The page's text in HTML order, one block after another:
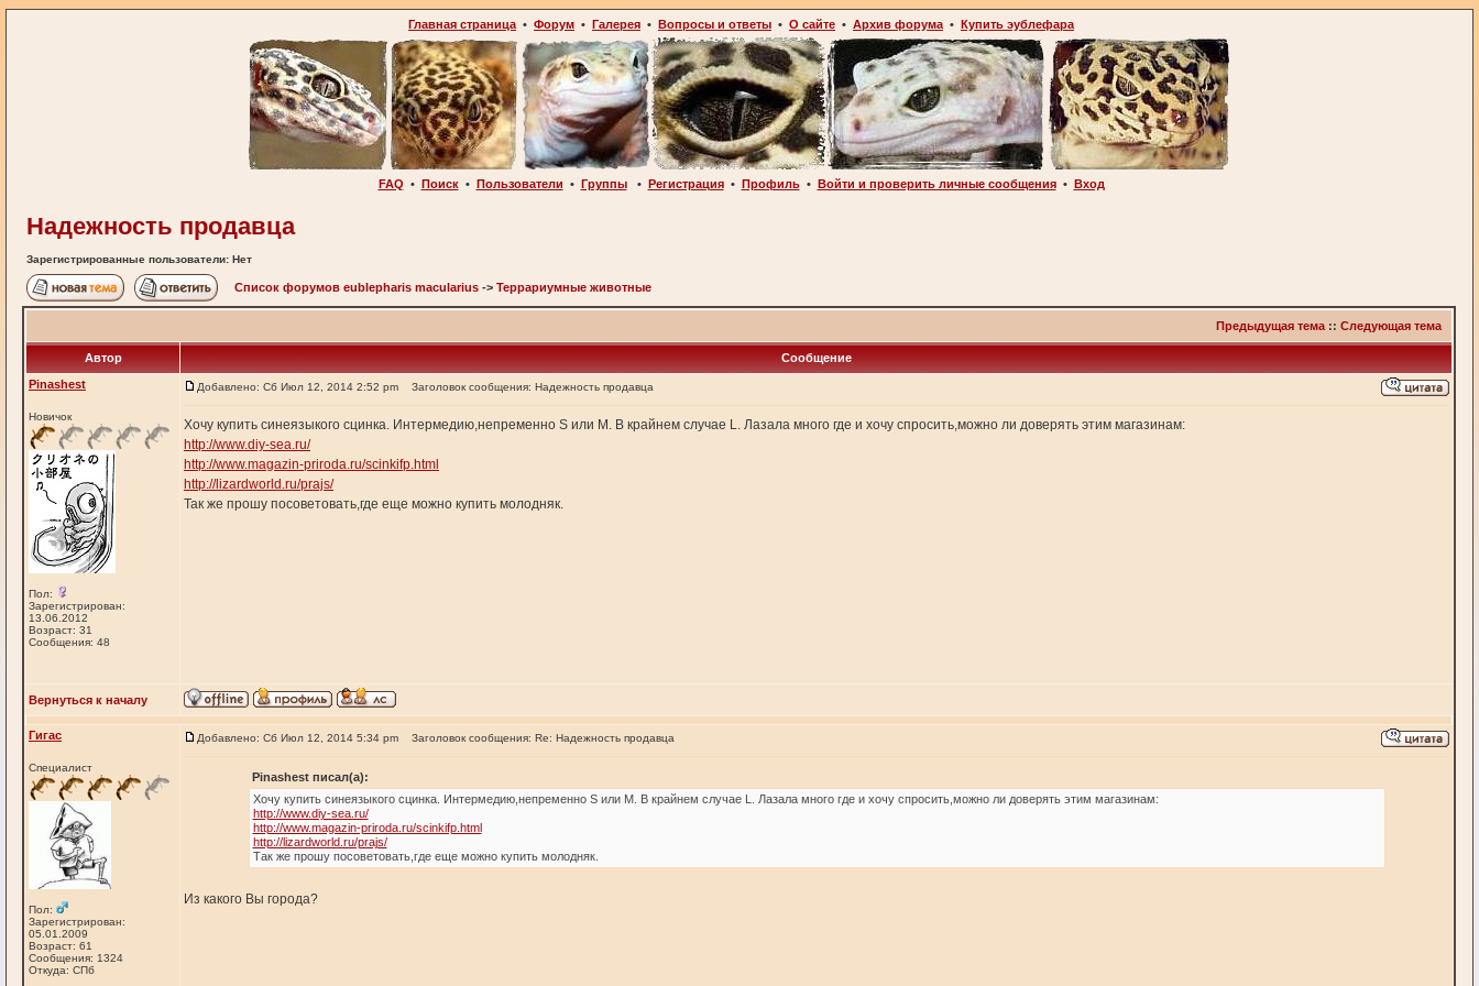
Главная страница • Форум • Галерея • Вопросы и ответы • О сайте • Архив форума • Купить эублефара
FAQ • Поиск• Пользователи • Группы• Регистрация• Профиль• Войти и проверить личные сообщения• Вход
Надежность продавца
Зарегистрированные пользователи: Нет
Список форумов eublepharis macularius -> Террариумные животные
Предыдущая тема :: Следующая тема
Автор
Сообщение
Pinashest
Новичок
Пол:
Зарегистрирован:
13.06.2012
Возраст: 31
Сообщения: 48
Добавлено: Сб Июл 12, 2014 2:52 pm Заголовок сообщения: Надежность продавца
Хочу купить синеязыкого сцинка. Интермедию,непременно S или M. В крайнем случае L. Лазала много где и хочу спросить,можно ли доверять этим магазинам:
http://www.diy-sea.ru/
http://www.magazin-priroda.ru/scinkifp.html
http://lizardworld.ru/prajs/
Так же прошу посоветовать,где еще можно купить молодняк.
Вернуться к началу
Гигас
Специалист
Пол:
Зарегистрирован:
05.01.2009
Возраст: 61
Сообщения: 1324
Откуда: СПб
Добавлено: Сб Июл 12, 2014 5:34 pm Заголовок сообщения: Re: Надежность продавца
Pinashest писал(а):
Хочу купить синеязыкого сцинка. Интермедию,непременно S или M. В крайнем случае L. Лазала много где и хочу спросить,можно ли доверять этим магазинам:
http://www.diy-sea.ru/
http://www.magazin-priroda.ru/scinkifp.html
http://lizardworld.ru/prajs/
Так же прошу посоветовать,где еще можно купить молодняк.
Из какого Вы города?